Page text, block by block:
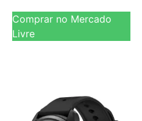
Comprar no Mercado
Livre